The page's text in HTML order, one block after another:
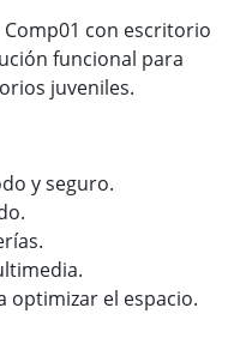
con escritorio
funcional para
juveniles.
y seguro.
optimizar el espacio.